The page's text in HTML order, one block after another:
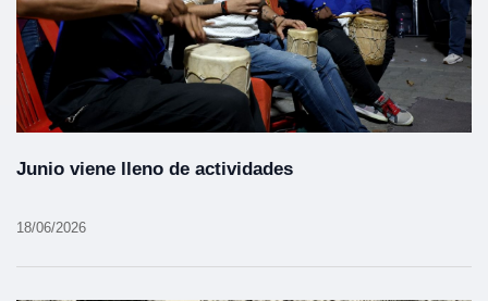
Junio viene lleno de actividades
18/06/2026